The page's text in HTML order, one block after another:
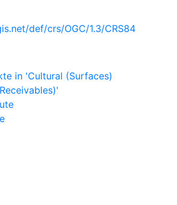
def/crs/OGC/1.3/CRS84
in 'Cultural (Surfaces)